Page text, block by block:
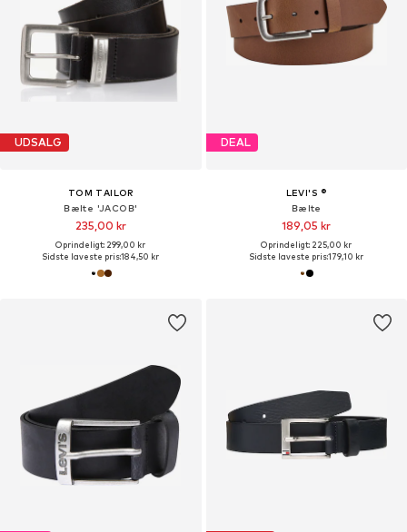
UDSALG
TOM TAILOR
Bælte 'JACOB'
235,00 kr
Oprindeligt: 299,00 kr
Sidste laveste pris:184,50 kr
DEAL
LEVI'S ®
Bælte
189,05 kr
Oprindeligt: 225,00 kr
Sidste laveste pris:179,10 kr